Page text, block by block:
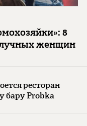
8
женщин
ресторан
бару Probka